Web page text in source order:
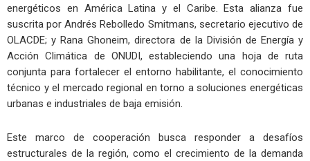
energéticos en América Latina y el Caribe. Esta alianza fue
suscrita por Andrés Rebolledo Smitmans, secretario ejecutivo de
OLACDE; y Rana Ghoneim, directora de la División de Energía y
Acción Climática de ONUDI, estableciendo una hoja de ruta
conjunta para fortalecer el entorno habilitante, el conocimiento
técnico y el mercado regional en torno a soluciones energéticas
urbanas e industriales de baja emisión.
Este marco de cooperación busca responder a desafíos
estructurales de la región, como el crecimiento de la demanda